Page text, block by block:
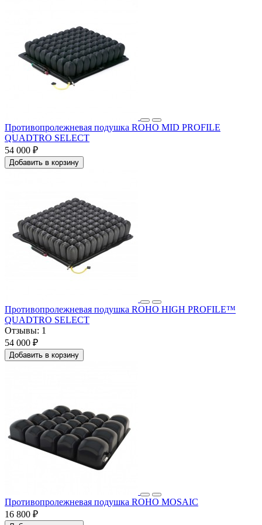
Противопролежневая подушка ROHO MID PROFILE
QUADTRO SELECT
54 000 ₽
Добавить в корзину
Противопролежневая подушка ROHO HIGH PROFILE™
QUADTRO SELECT
Отзывы: 1
54 000 ₽
Добавить в корзину
Противопролежневая подушка ROHO MOSAIC
16 800 ₽